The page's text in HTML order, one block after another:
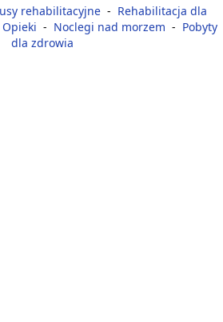
rehabilitacyjne - Rehabilitacja dla
- Noclegi nad morzem - Pobyty
dla zdrowia